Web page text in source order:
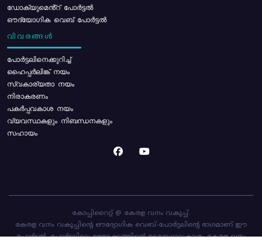
ഡോക്യുമെൻ്റ് പോർട്ടൽ
ഔദ്യോഗിക വെബ് പോർട്ടൽ
വിവരങ്ങൾ
പോര്‍ട്ടലിനെക്കുറിച്ച്
ഹൈപ്പർലിങ്ക് നയം
സ്വകാര്യതാ നയം
നിരാകരണം
പകർപ്പവകാശ നയം
വ്യവസ്ഥകളും നിബന്ധനകളും
സഹായം
കോപ്പിറൈറ്റ് @ കേരള വനം വകുപ്പ്.
കേരള വനം വകുപ്പിന്റെ ഔദ്യോഗിക വെബ്-പോർട്ടലിന്റെ ഭാഗമാണ് ഈ
പോർട്ടൽ. പോർട്ടലിലെ ഉള്ളടക്കത്തിന്റെ ഉടമസ്ഥാവകാശം കേരള വനം